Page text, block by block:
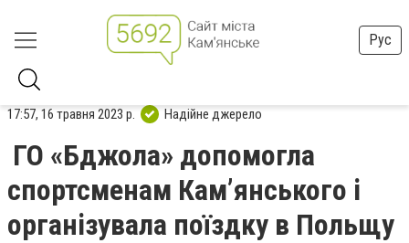
Рус
17:57, 16 травня 2023 р. Надійне джерело
ГО «Бджола» допомогла
спортсменам Кам’янського і
організувала поїздку в Польщу